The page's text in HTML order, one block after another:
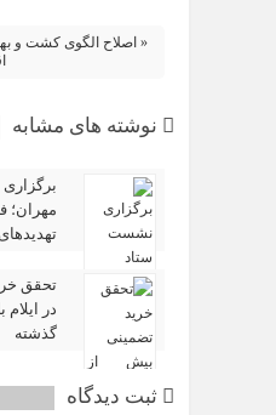
« اصلاح الگوی کشت و
نوشته های مشابه
مهران؛
گذشته
ثبت دیدگاه